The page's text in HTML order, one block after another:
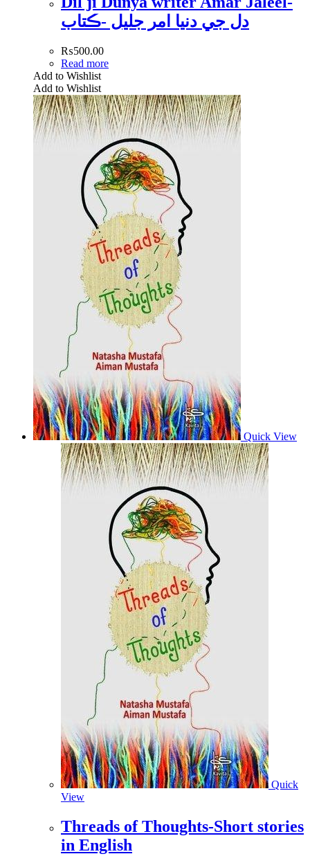
دل جي دنيا امر جليل -ڪتاب
₨500.00
Read more
Add to Wishlist
Add to Wishlist
Quick View
Quick
View
Threads of Thoughts-Short stories
in English